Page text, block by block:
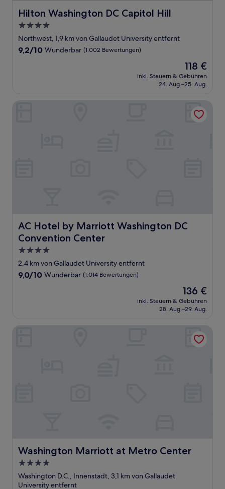
Hilton Washington DC Capitol Hill
Hilton Washington DC Capitol Hill
4.0-
Sterne-
Unterkunft
Northwest, 1,9 km von Gallaudet University entfernt
9.2
9,2/10 Wunderbar (1.002 Bewertungen)
Der
Preis
beträgt
118 €
inkl. Steuern & Gebühren
24. Aug.–25. Aug.
AC Hotel by Marriott Washington DC
Convention Center
AC Hotel by Marriott Washington DC Convention Center
4.0-
Sterne-
Unterkunft
2,4 km von Gallaudet University entfernt
9.0
9,0/10 Wunderbar (1.014 Bewertungen)
Der
Preis
beträgt
136 €
inkl. Steuern & Gebühren
28. Aug.–29. Aug.
AC Hotel by Marriott Washington DC Convention Center
Washington Marriott at Metro Center
Washington Marriott at Metro Center
4.0-
Sterne-
Unterkunft
Washington D.C., Innenstadt, 3,1 km von Gallaudet
University entfernt